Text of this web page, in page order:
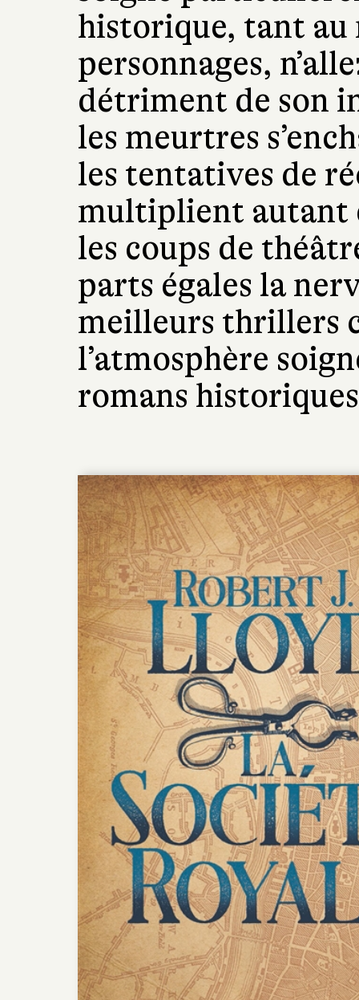
historique, tant au
personnages,
détriment de son
les meurtres
les tentatives de
multiplient autant
les coups de
parts égales la
meilleurs thrillers
l’atmosphère
romans